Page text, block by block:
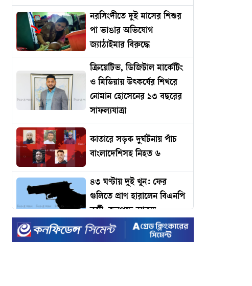
নরসিংদীতে দুই মাসের শিশুর
পা ভাঙার অভিযোগ
জ্যাঠাইমার বিরুদ্ধে
ক্রিয়েটিভ, ডিজিটাল মার্কেটিং
ও মিডিয়ায় উৎকর্ষের শিখরে
নোমান হোসেনের ১৩ বছরের
সাফল্যযাত্রা
কাতারে সড়ক দুর্ঘটনায় পাঁচ
বাংলাদেশিসহ নিহত ৬
৪৩ ঘণ্টায় দুই খুন: ফের
গুলিতে প্রাণ হারালেন বিএনপি
কর্মী, জনপদে আতঙ্ক
ঢাকার যানজট কমাতে